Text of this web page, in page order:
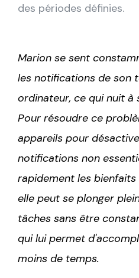
des périodes définies.
Marion se sent
les notifications de son
ordinateur, ce qui nuit à
Pour résoudre ce
appareils pour
notifications non
rapidement les
elle peut se plonger
tâches sans être
qui lui permet
moins de temps.